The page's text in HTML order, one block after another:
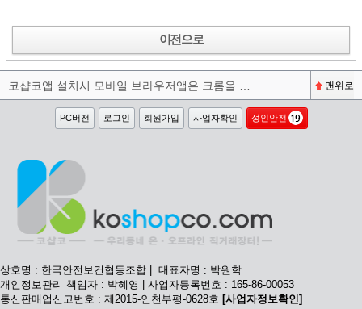
이전으로
맨위로
PC버전 로그인 회원가입 사업자확인 성인안전
상호명 : 한국안전보건협동조합 | 대표자명 : 박원학
개인정보관리 책임자 : 박혜영 | 사업자등록번호 : 165-86-00053
통신판매업신고번호 : 제2015-인천부평-0628호 [사업자정보확인]